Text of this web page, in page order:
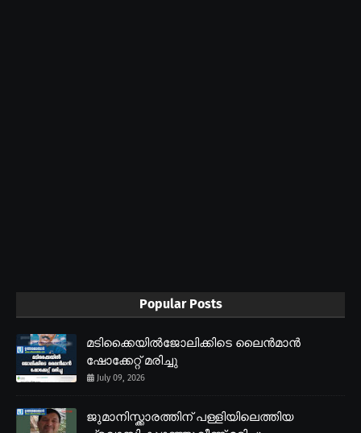
Popular Posts
മടിക്കൈയിൽജോലിക്കിടെ ലൈൻമാൻ
ഷോക്കേറ്റ് മരിച്ചു
July 09, 2026
ജുമാനിസ്ക്കാരത്തിന് പള്ളിയിലെത്തിയ